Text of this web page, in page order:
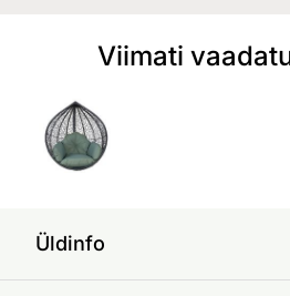
Viimati
Üldinfo